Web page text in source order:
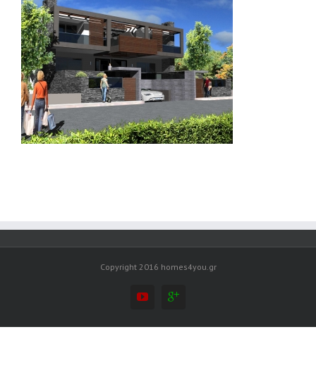
Copyright 2016 homes4you.gr